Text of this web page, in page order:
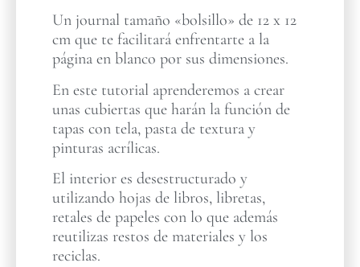
Un journal tamaño «bolsillo» de 12 x 12
cm que te facilitará enfrentarte a la
página en blanco por sus dimensiones.
En este tutorial aprenderemos a crear
unas cubiertas que harán la función de
tapas con tela, pasta de textura y
pinturas acrílicas.
El interior es desestructurado y
utilizando hojas de libros, libretas,
retales de papeles con lo que además
reutilizas restos de materiales y los
reciclas.